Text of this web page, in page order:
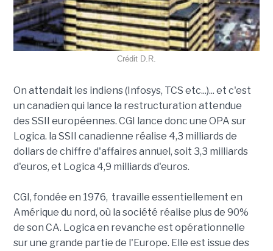
Crédit D.R.
On attendait les indiens (Infosys, TCS etc...)... et c'est
un canadien qui lance la restructuration attendue
des SSII européennes. CGI lance donc une OPA sur
Logica. la SSII canadienne réalise 4,3 milliards de
dollars de chiffre d'affaires annuel, soit 3,3 milliards
d'euros, et Logica 4,9 milliards d'euros.
CGI, fondée en 1976, travaille essentiellement en
Amérique du nord, où la société réalise plus de 90%
de son CA. Logica en revanche est opérationnelle
sur une grande partie de l'Europe. Elle est issue des